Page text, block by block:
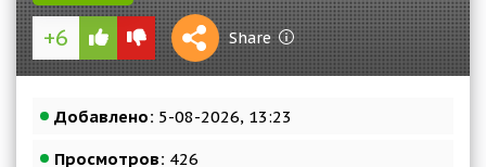
+6 Share
Reward
1 S
Добавлено: 5-08-2026, 13:23
Просмотров: 426